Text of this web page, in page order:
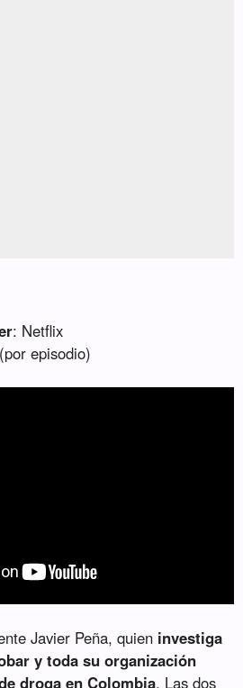
: Netflix
episodio)
Javier Peña, quien investiga
y toda su organización
droga en Colombia. Las dos